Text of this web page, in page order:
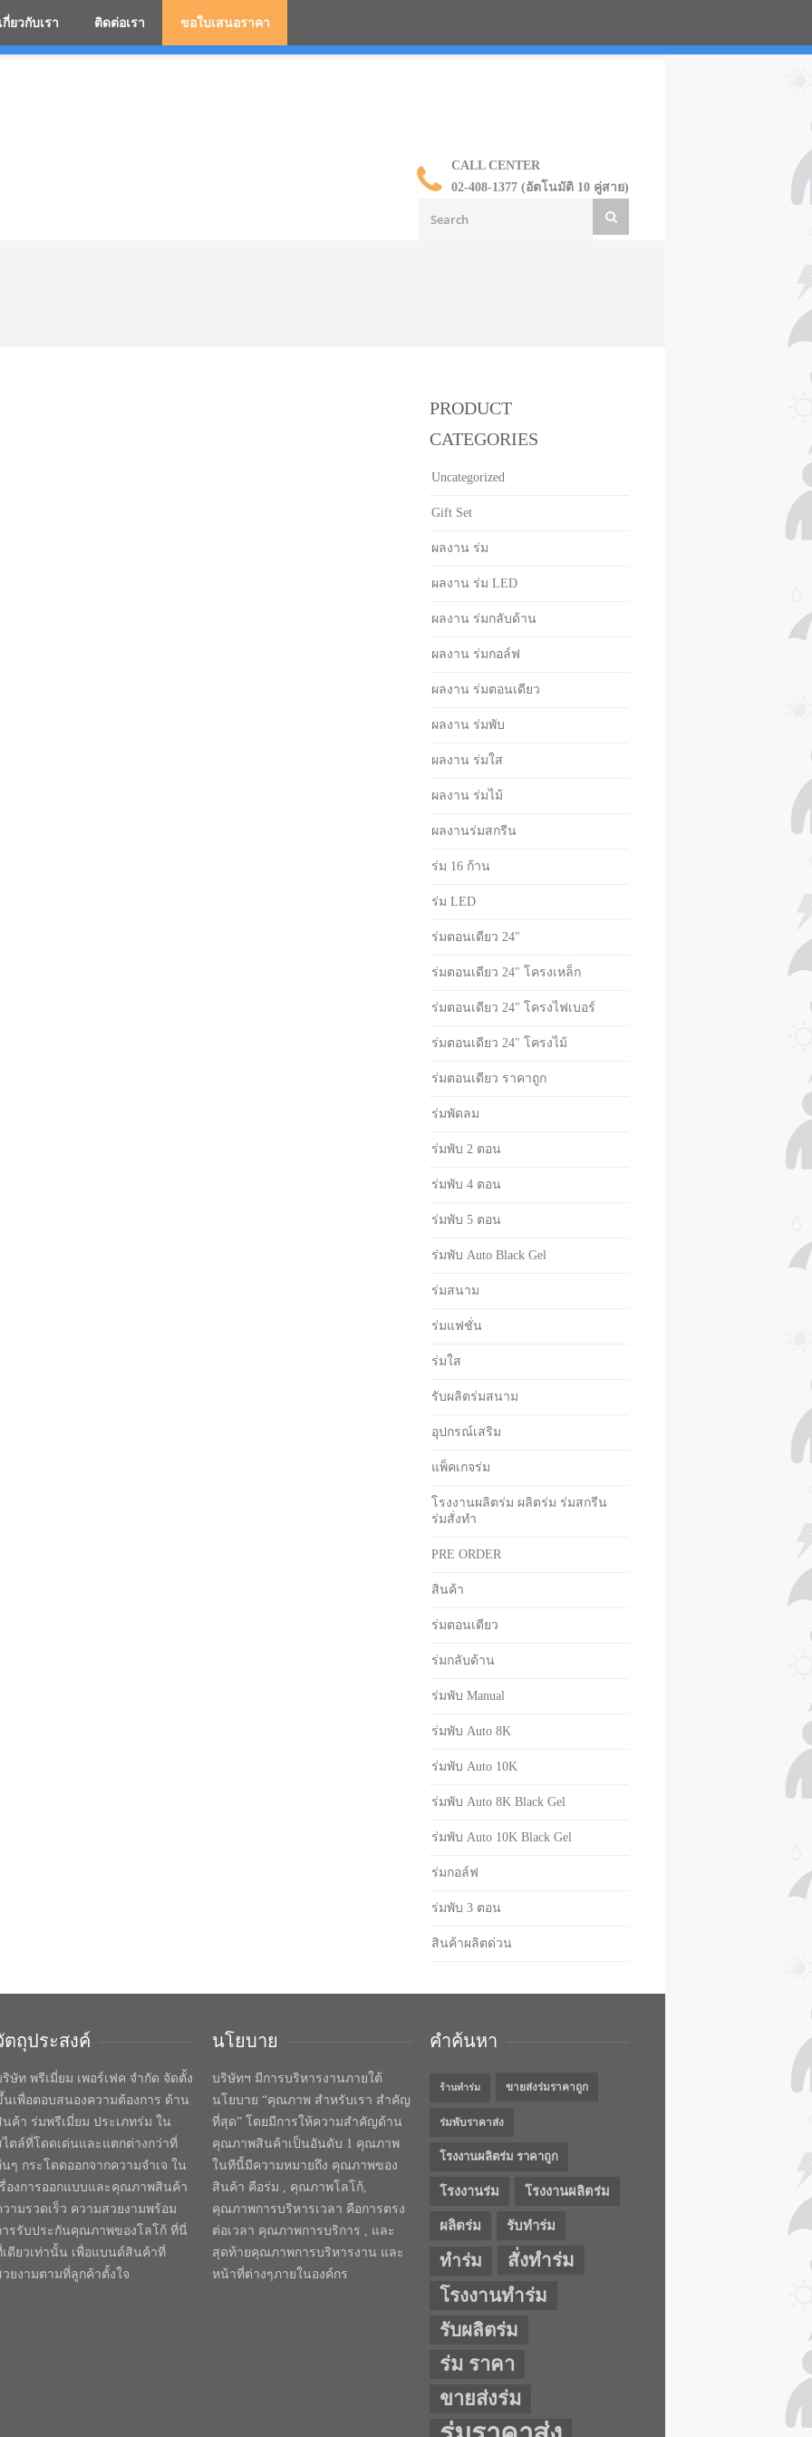
CALL CENTER
02-408-1377 (อัตโนมัติ 10 คู่สาย)
เกี่ยวกับเรา ติดต่อเรา ขอใบเสนอราคา
PRODUCT
CATEGORIES
Uncategorized
Gift Set
ผลงาน ร่ม
ผลงาน ร่ม LED
ผลงาน ร่มกลับด้าน
ผลงาน ร่มกอล์ฟ
ผลงาน ร่มตอนเดียว
ผลงาน ร่มพับ
ผลงาน ร่มใส
ผลงาน ร่มไม้
ผลงานร่มสกรีน
ร่ม 16 ก้าน
ร่ม LED
ร่มตอนเดียว 24"
ร่มตอนเดียว 24" โครงเหล็ก
ร่มตอนเดียว 24" โครงไฟเบอร์
ร่มตอนเดียว 24" โครงไม้
ร่มตอนเดียว ราคาถูก
ร่มพัดลม
ร่มพับ 2 ตอน
ร่มพับ 4 ตอน
ร่มพับ 5 ตอน
ร่มพับ Auto Black Gel
ร่มสนาม
ร่มแฟชั่น
ร่มใส
รับผลิตร่มสนาม
อุปกรณ์เสริม
แพ็คเกจร่ม
โรงงานผลิตร่ม ผลิตร่ม ร่มสกรีน
ร่มสั่งทำ
PRE ORDER
สินค้า
ร่มตอนเดียว
ร่มกลับด้าน
ร่มพับ Manual
ร่มพับ Auto 8K
ร่มพับ Auto 10K
ร่มพับ Auto 8K Black Gel
ร่มพับ Auto 10K Black Gel
ร่มกอล์ฟ
ร่มพับ 3 ตอน
สินค้าผลิตด่วน
ตถุประสงค์
ษัท พรีเมี่ยม เพอร์เฟค จำกัด จัดตั้ง
นเพื่อตอบสนองความต้องการ ด้าน
นค้า ร่มพรีเมี่ยม ประเภทร่ม ใน
ไตล์ที่โดดเด่นและแตกต่างกว่าที่
ๆ กระโดดออกจากความจำเจ ใน
รื่องการออกแบบและคุณภาพสินค้า
วามรวดเร็ว ความสวยงามพร้อม
ารรับประกันคุณภาพของโลโก้ ที่นี่
เดียวเท่านั้น เพื่อแบนด์สินค้าที่
วยงามตามที่ลูกค้าตั้งใจ
นโยบาย
บริษัทฯ มีการบริหารงานภายใต้
นโยบาย “คุณภาพ สำหรับเรา สำคัญ
ที่สุด” โดยมีการให้ความสำคัญด้าน
คุณภาพสินค้าเป็นอันดับ 1 คุณภาพ
ในทีนี้มีความหมายถึง คุณภาพของ
สินค้า คือร่ม , คุณภาพโลโก้,
คุณภาพการบริหารเวลา คือการตรง
ต่อเวลา คุณภาพการบริการ , และ
สุดท้ายคุณภาพการบริหารงาน และ
หน้าที่ต่างๆภายในองค์กร
คำค้นหา
ร้านทำร่ม ขายส่งร่มราคาถูก
ร่มพับราคาส่ง
โรงงานผลิตร่ม ราคาถูก
โรงงานร่ม โรงงานผลิตร่ม
ผลิตร่ม รับทำร่ม
ทำร่ม
สั่งทำร่ม
โรงงานทำร่ม
รับผลิตร่ม
ร่ม ราคา
ขายส่งร่ม
สกรีนโลโก้ ร่มพรีเมี่ยม ร่มตอนเดียว ร่มกอล์ฟ ร่มกลับด้าน ราคาส่ง